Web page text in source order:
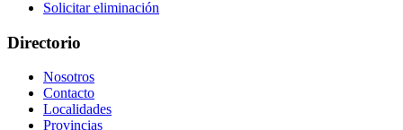
Solicitar eliminación
Directorio
Nosotros
Contacto
Localidades
Provincias